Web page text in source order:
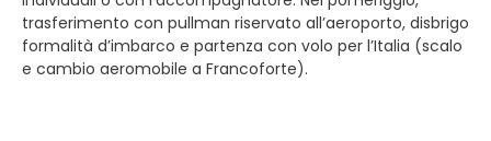
trasferimento con pullman riservato all’aeroporto, disbrigo
formalità d’imbarco e partenza con volo per l’Italia (scalo
e cambio aeromobile a Francoforte).